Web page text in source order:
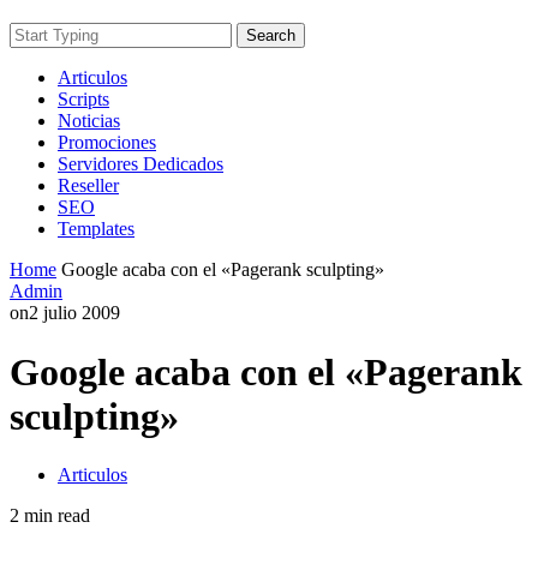
Search
Articulos
Scripts
Noticias
Promociones
Servidores Dedicados
Reseller
SEO
Templates
Home Google acaba con el «Pagerank sculpting»
Admin
on2 julio 2009
Google acaba con el «Pagerank
sculpting»
Articulos
2 min read